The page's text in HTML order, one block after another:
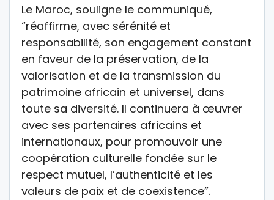
Le Maroc, souligne le communiqué,
“réaffirme, avec sérénité et
responsabilité, son engagement constant
en faveur de la préservation, de la
valorisation et de la transmission du
patrimoine africain et universel, dans
toute sa diversité. Il continuera à œuvrer
avec ses partenaires africains et
internationaux, pour promouvoir une
coopération culturelle fondée sur le
respect mutuel, l’authenticité et les
valeurs de paix et de coexistence”.